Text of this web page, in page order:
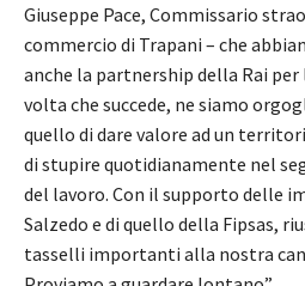
Giuseppe Pace, Commissario
commercio di Trapani – che
anche la partnership della Rai per
volta che succede, ne siamo
quello di dare valore ad un
di stupire quotidianamente nel
del lavoro. Con il supporto delle
Salzedo e di quello della Fipsas,
tasselli importanti alla nostra